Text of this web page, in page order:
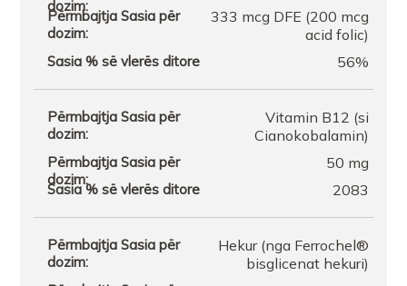
333 mcg DFE (200 mcg
acid folic)
56%
Vitamin B12 (si
Cianokobalamin)
50 mg
2083
Hekur (nga Ferrochel®
bisglicenat hekuri)